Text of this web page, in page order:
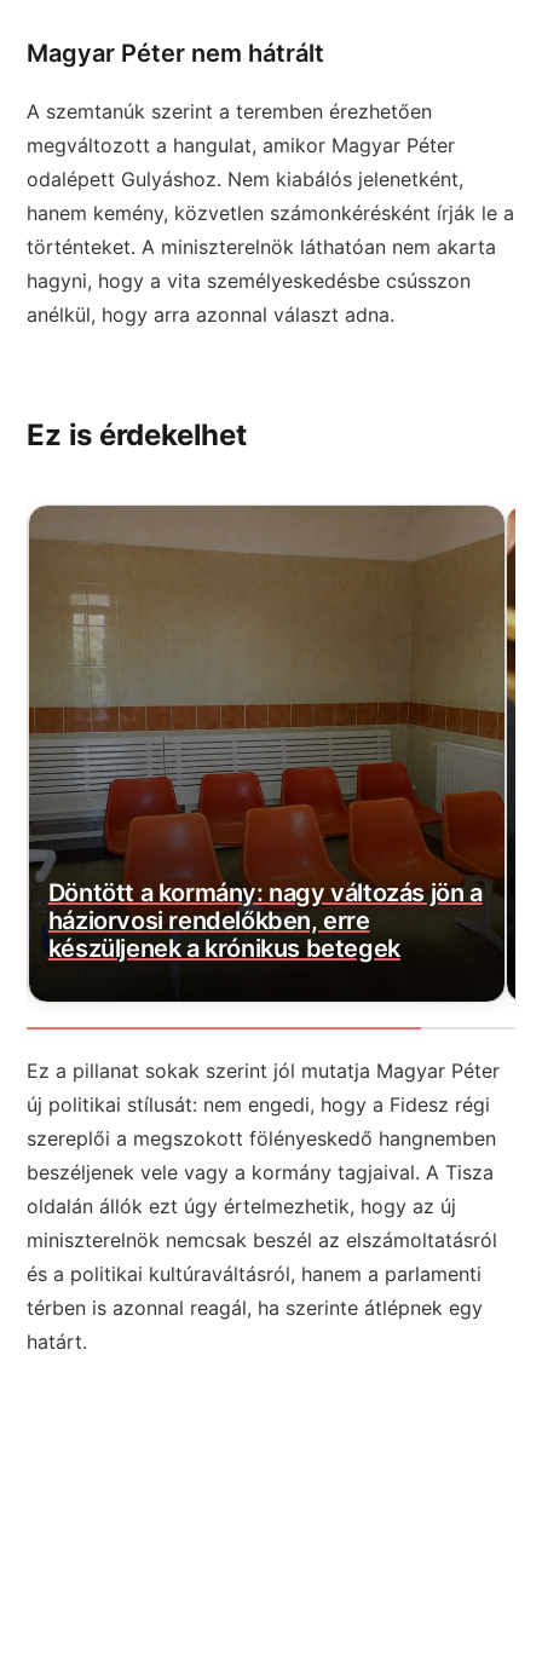
Magyar Péter nem hátrált
A szemtanúk szerint a teremben érezhetően
megváltozott a hangulat, amikor Magyar Péter
odalépett Gulyáshoz. Nem kiabálós jelenetként,
hanem kemény, közvetlen számonkérésként írják le a
történteket. A miniszterelnök láthatóan nem akarta
hagyni, hogy a vita személyeskedésbe csússzon
anélkül, hogy arra azonnal választ adna.
Ez is érdekelhet
Szijjártó máris rossz híreket kapott:
Százmilliós bírságot szabott ki a
hatóság!
Ez a pillanat sokak szerint jól mutatja Magyar Péter
új politikai stílusát: nem engedi, hogy a Fidesz régi
szereplői a megszokott fölényeskedő hangnemben
beszéljenek vele vagy a kormány tagjaival. A Tisza
oldalán állók ezt úgy értelmezhetik, hogy az új
miniszterelnök nemcsak beszél az elszámoltatásról
és a politikai kultúraváltásról, hanem a parlamenti
térben is azonnal reagál, ha szerinte átlépnek egy
határt.